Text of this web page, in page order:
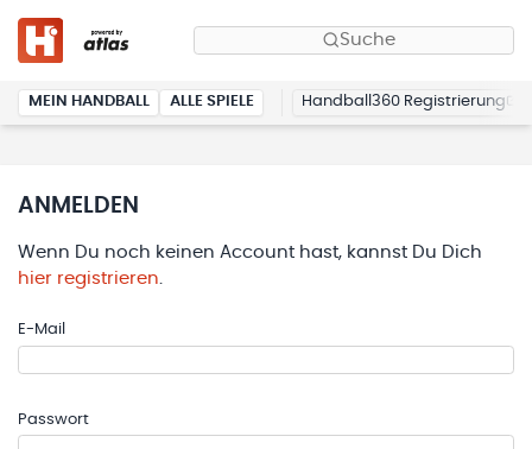
Suche
MEIN HANDBALL ALLE SPIELE Handball360 Registrierung
ANMELDEN
Wenn Du noch keinen Account hast, kannst Du Dich
hier registrieren.
E-Mail
Passwort